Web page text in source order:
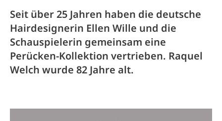
Seit über 25 Jahren haben die deutsche
Hairdesignerin Ellen Wille und die
Schauspielerin gemeinsam eine
Perücken-Kollektion vertrieben. Raquel
Welch wurde 82 Jahre alt.